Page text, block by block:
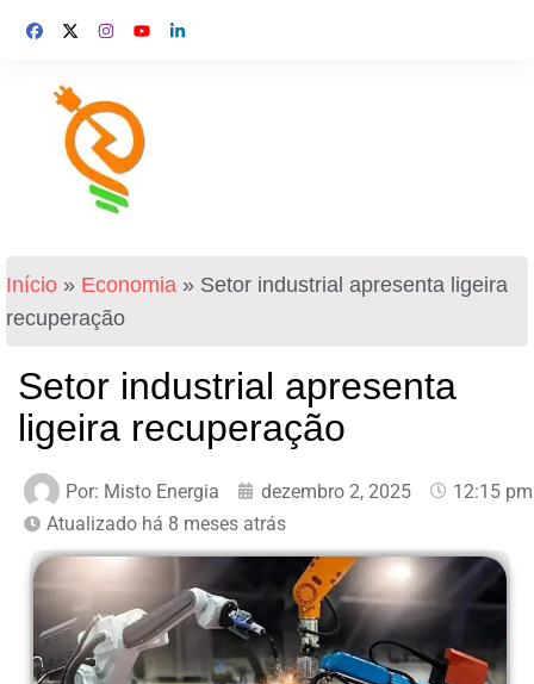
Início » Economia » Setor industrial apresenta ligeira
recuperação
Setor industrial apresenta
ligeira recuperação
Por: Misto Energia dezembro 2, 2025
12:15 pm
Atualizado há 8 meses atrás